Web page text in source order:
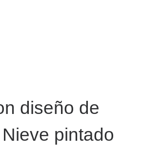
diseño de
pintado